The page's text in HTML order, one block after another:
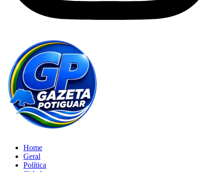
Home
Geral
Política